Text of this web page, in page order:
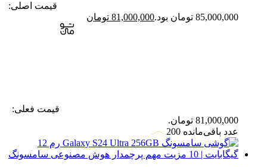
قیمت اصلی:
85,000,000 تومان بود.
81,000,000 تومان
قیمت فعلی:
81,000,000 تومان.
عدد باقی‌مانده 200